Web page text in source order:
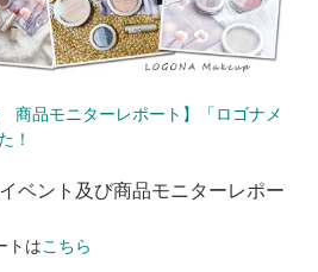
品モニターレポート】「ロゴナメ
！
ベント及び商品モニターレポー
トはこちら